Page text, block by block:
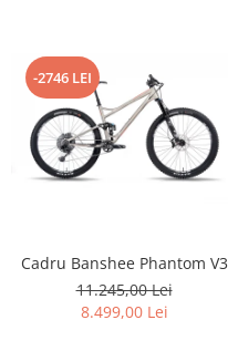
-2746 LEI
Cadru Banshee Phantom V3
11.245,00 Lei
8.499,00 Lei